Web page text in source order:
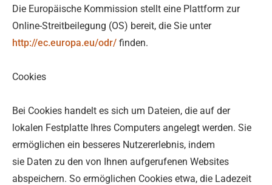
Die Europäische Kommission stellt eine Plattform zur
Online-Streitbeilegung (OS) bereit, die Sie unter
http://ec.europa.eu/odr/ finden.
Cookies
Bei Cookies handelt es sich um Dateien, die auf der
lokalen Festplatte Ihres Computers angelegt werden. Sie
ermöglichen ein besseres Nutzererlebnis, indem
sie Daten zu den von Ihnen aufgerufenen Websites
abspeichern. So ermöglichen Cookies etwa, die Ladezeit